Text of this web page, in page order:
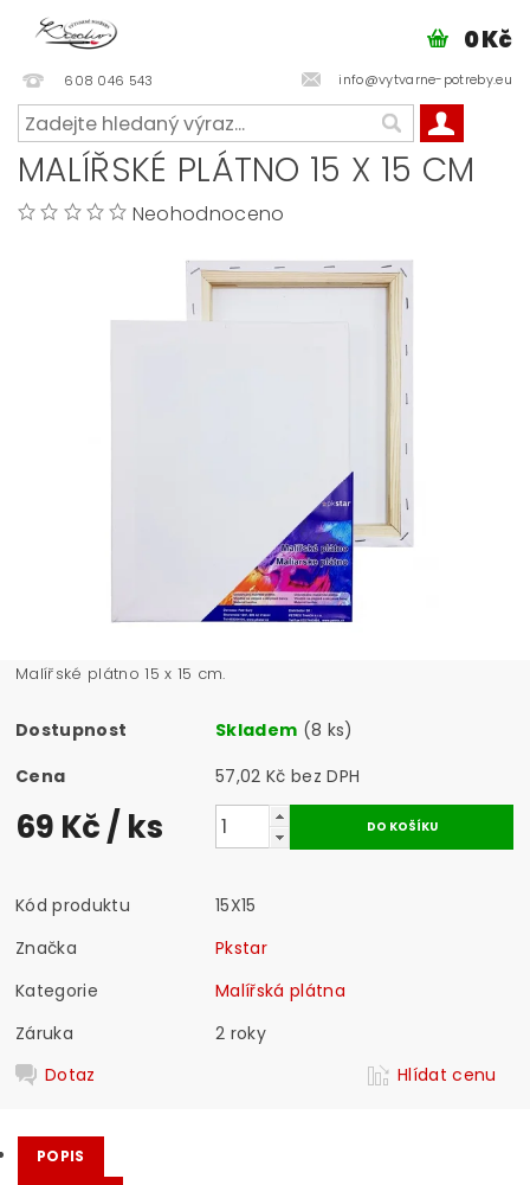
608 046 543 info@vytvarne-potreby.eu
0 Kč
MALÍŘSKÉ PLÁTNO 15 X 15 CM
Neohodnoceno
Malířské plátno 15 x 15 cm.
Dostupnost Skladem (8 ks)
Cena
57,02 Kč bez DPH
69 Kč/ ks
Kód produktu
15X15
Značka
Pkstar
Kategorie
Malířská plátna
Záruka
2 roky
Dotaz
Hlídat cenu
POPIS